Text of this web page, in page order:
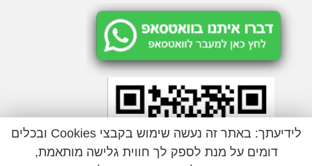
לידיעתך: באתר זה נעשה שימוש בקבצי Cookies ובכלים
דומים על מנת לספק לך חווית גלישה מותאמת,